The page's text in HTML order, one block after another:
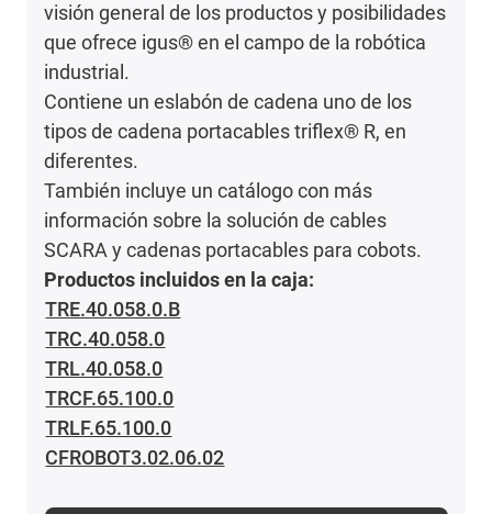
visión general de los productos y posibilidades
que ofrece igus® en el campo de la robótica
industrial.
Contiene un eslabón de cadena uno de los
tipos de cadena portacables triflex® R, en
diferentes.
También incluye un catálogo con más
información sobre la solución de cables
SCARA y cadenas portacables para cobots.
Productos incluidos en la caja:
TRE.40.058.0.B
TRC.40.058.0
TRL.40.058.0
TRCF.65.100.0
TRLF.65.100.0
CFROBOT3.02.06.02